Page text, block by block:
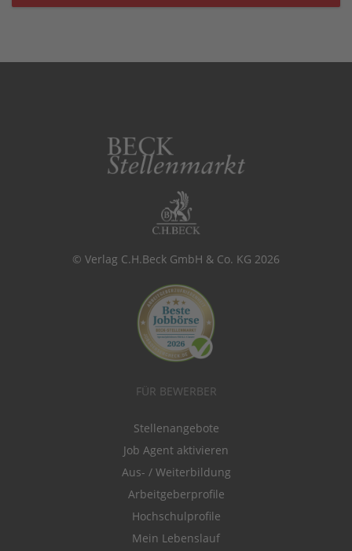
© Verlag C.H.Beck GmbH & Co. KG 2026
FÜR BEWERBER
Stellenangebote
Job Agent aktivieren
Aus- / Weiterbildung
Arbeitgeberprofile
Hochschulprofile
Mein Lebenslauf